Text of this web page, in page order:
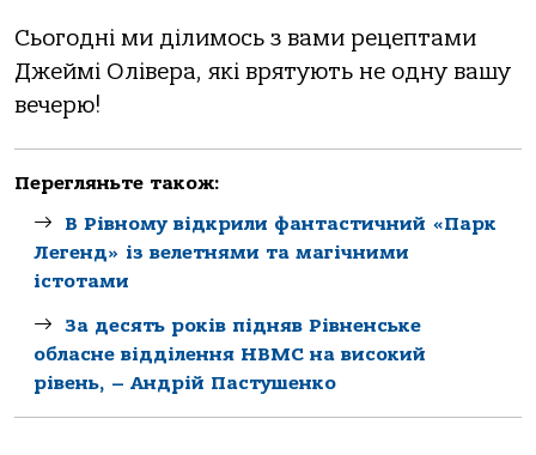
Сьогодні ми ділимось з вами рецептами
Джеймі Олівера, які врятують не одну вашу
вечерю!
Перегляньте також:
В Рівному відкрили фантастичний «Парк
Легенд» із велетнями та магічними
істотами
За десять років підняв Рівненське
обласне відділення НВМС на високий
рівень, – Андрій Пастушенко